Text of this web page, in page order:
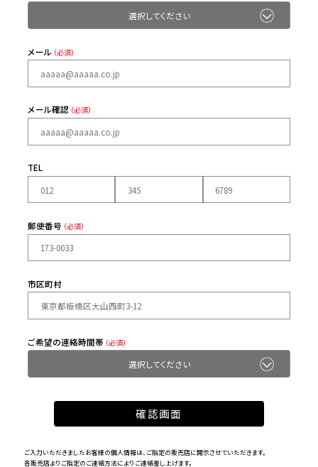
メール （必須）
メール確認 （必須）
TEL
郵便番号 （必須）
市区町村
ご希望の連絡時間帯 （必須）
ご入力いただきましたお客様の個人情報は、ご指定の販売店に開示させていただきます。
各販売店よりご指定のご連絡方法によりご連絡差し上げます。